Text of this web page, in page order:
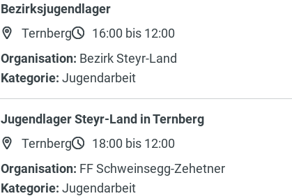
Bezirksjugendlager
Ternberg
16:00 bis 12:00
Organisation: Bezirk Steyr-Land
Kategorie: Jugendarbeit
Jugendlager Steyr-Land in Ternberg
Ternberg
18:00 bis 12:00
Organisation: FF Schweinsegg-Zehetner
Kategorie: Jugendarbeit